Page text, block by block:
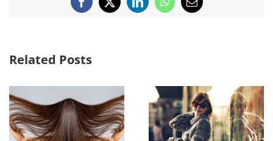
Facebook
X LinkedInWhatsApp
Email
Related Posts